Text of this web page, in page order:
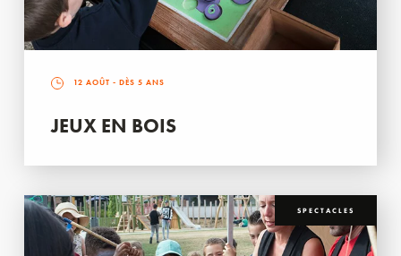
12 AOÛT - DÈS 5 ANS
JEUX EN BOIS
SPECTACLES